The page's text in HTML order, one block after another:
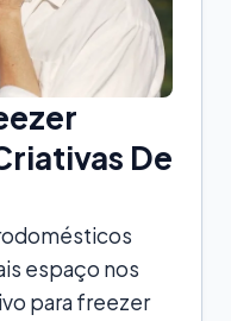
De
espaço nos
para freezer